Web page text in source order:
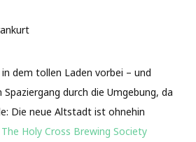
dem tollen Laden vorbei – und
durch die Umgebung, da
Die neue Altstadt ist ohnehin
The Holy Cross Brewing Society